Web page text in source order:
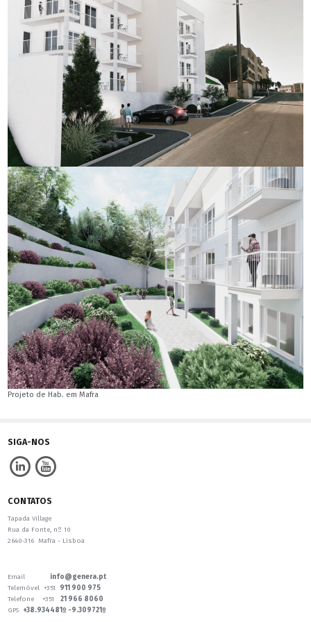
Projeto de Hab. em Mafra
SIGA-NOS
CONTATOS
Tapada Village
Rua da Fonte, nº 10
2640-316 Mafra - Lisboa
Email info@genera.pt
Telemóvel +351 911 900 975
Telefone +351 21 966 8060
GPS +38.934481º -9.309721º
Informação Especialidades
Informação para Certificados
Informação Gestão da Energia
Português
English